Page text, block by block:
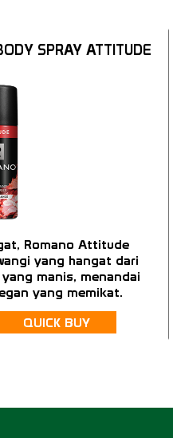
SPRAY ATTITUDE
Romano Attitude
yang hangat dari
manis, menandai
yang memikat.
QUICK BUY